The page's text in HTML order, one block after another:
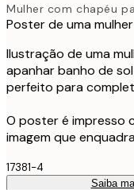
Mulher com chapéu
Poster de uma
Ilustração de uma
apanhar banho de
perfeito para
O poster é impresso
imagem que
17381-4
Saiba